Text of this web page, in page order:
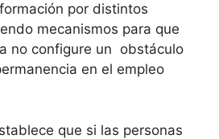
por distintos
mecanismos para que
no configure un obstáculo
en el empleo
que si las personas